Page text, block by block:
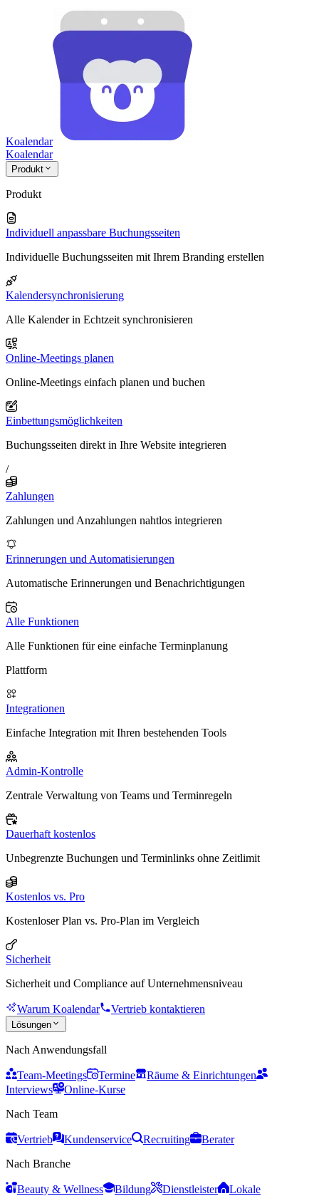
Koalendar
Koalendar
Produkt
Produkt
Individuell anpassbare Buchungsseiten
Individuelle Buchungsseiten mit Ihrem Branding erstellen
Kalendersynchronisierung
Alle Kalender in Echtzeit synchronisieren
Online-Meetings planen
Online-Meetings einfach planen und buchen
Einbettungsmöglichkeiten
Buchungsseiten direkt in Ihre Website integrieren
/
Zahlungen
Zahlungen und Anzahlungen nahtlos integrieren
Erinnerungen und Automatisierungen
Automatische Erinnerungen und Benachrichtigungen
Alle Funktionen
Alle Funktionen für eine einfache Terminplanung
Plattform
Integrationen
Einfache Integration mit Ihren bestehenden Tools
Admin-Kontrolle
Zentrale Verwaltung von Teams und Terminregeln
Dauerhaft kostenlos
Unbegrenzte Buchungen und Terminlinks ohne Zeitlimit
Kostenlos vs. Pro
Kostenloser Plan vs. Pro-Plan im Vergleich
Sicherheit
Sicherheit und Compliance auf Unternehmensniveau
Warum Koalendar Vertrieb kontaktieren
Lösungen
Nach Anwendungsfall
Team-Meetings Termine
Räume & Einrichtungen
Interviews
Online-Kurse
Nach Team
Vertrieb Kundenservice Recruiting
Berater
Nach Branche
Beauty & Wellness Bildung Dienstleister
Lokale